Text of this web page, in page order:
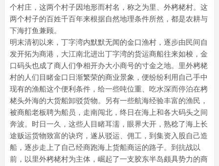
个村庄，这两个村子因地形而村名，称之为里、外栲栳村。这
两个村子的百姓千百年来根据自然地理条件所然，都是农耕与
下海打鱼兼顾。
明末清初以来，丁字湾内默默无闻的金口渔村，逐步由民间自
发开拓为商港，大江南北进出丁字湾的货运商船往来如梭，金
口码头也成了商人们争相开办大小商号的寸金之地。里外栲栳
村的人们目睹金口日渐繁荣的商业景象，便纷纷利用自己手中
现有的渔船这个便利条件，给一些吨位重、吃水深而停泊在栲
栳头外海的大货船卸驳货物。另有一些航海经验丰富的渔民，
被商船老板聘为船员，走南闯北，终日在海上和各大码头之间
奔波。时日一久，这些人目睹耳濡，眼界大开，熟稔了海上长
途贩运货物致富的诀窍，遂从驳运、佣工，到集资入股自己造
船，逐步走上了自己经商跑海上货船商运的路子。到抗战以
前，以里外栲栳村为主体，崛起了一支胶东半岛颇具势力的商